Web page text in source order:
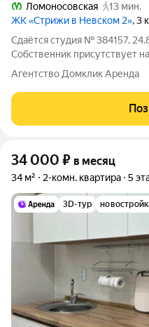
Ломоносовская
13 мин.
ЖК «Стрижи в Невском 2», 3
Сдаётся студия № 384157,
Собственник присутствует
платежи оплачиваются
отдельно. По условиям
питомцев. Срок минимальной
Агентство Домклик Аренда
34 000 ₽ в месяц
34 м² 2-комн. квартира 5
3D-тур